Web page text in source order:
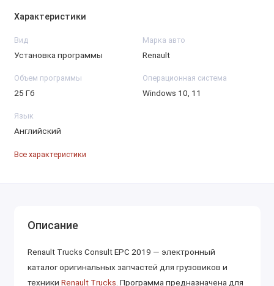
Характеристики
Вид
Установка программы
Марка авто
Renault
Объем программы
25 Гб
Операционная система
Windows 10, 11
Язык
Английский
Все характеристики
Описание
Renault Trucks Consult EPC 2019 — электронный
каталог оригинальных запчастей для грузовиков и
техники Renault Trucks. Программа предназначена для